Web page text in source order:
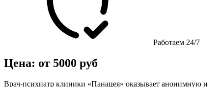
Работаем 24/7
Цена: от 5000 руб
Врач-психиатр клиники «Панацея» оказывает анонимную и